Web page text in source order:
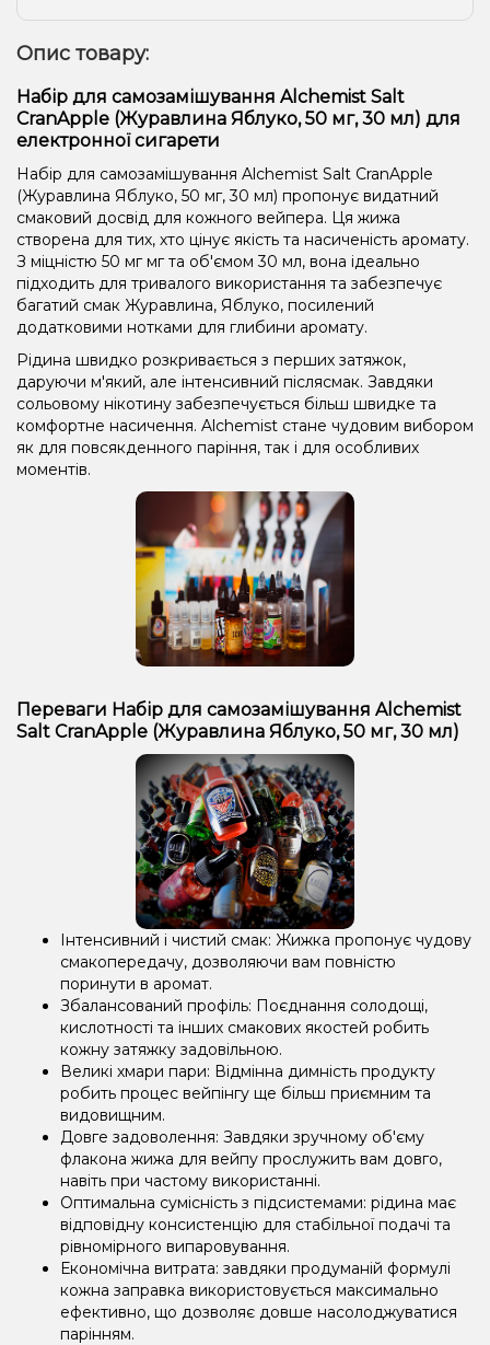
Опис товару:
Набір для самозамішування Alchemist Salt
CranApple (Журавлина Яблуко, 50 мг, 30 мл) для
електронної сигарети
Набір для самозамішування Alchemist Salt CranApple
(Журавлина Яблуко, 50 мг, 30 мл) пропонує видатний
смаковий досвід для кожного вейпера. Ця жижа
створена для тих, хто цінує якість та насиченість аромату.
З міцністю 50 мг мг та об'ємом 30 мл, вона ідеально
підходить для тривалого використання та забезпечує
багатий смак Журавлина, Яблуко, посилений
додатковими нотками для глибини аромату.
Рідина швидко розкривається з перших затяжок,
даруючи м'який, але інтенсивний післясмак. Завдяки
сольовому нікотину забезпечується більш швидке та
комфортне насичення. Alchemist стане чудовим вибором
як для повсякденного паріння, так і для особливих
моментів.
Переваги Набір для самозамішування Alchemist
Salt CranApple (Журавлина Яблуко, 50 мг, 30 мл)
Інтенсивний і чистий смак: Жижка пропонує чудову
смакопередачу, дозволяючи вам повністю
поринути в аромат.
Збалансований профіль: Поєднання солодощі,
кислотності та інших смакових якостей робить
кожну затяжку задовільною.
Великі хмари пари: Відмінна димність продукту
робить процес вейпінгу ще більш приємним та
видовищним.
Довге задоволення: Завдяки зручному об'єму
флакона жижа для вейпу прослужить вам довго,
навіть при частому використанні.
Оптимальна сумісність з підсистемами: рідина має
відповідну консистенцію для стабільної подачі та
рівномірного випаровування.
Економічна витрата: завдяки продуманій формулі
кожна заправка використовується максимально
ефективно, що дозволяє довше насолоджуватися
парінням.